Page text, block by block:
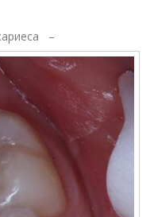
–